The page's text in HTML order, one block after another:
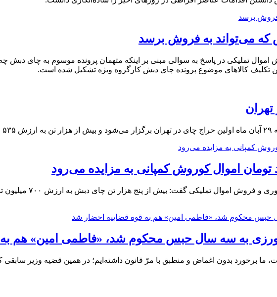
که می‌تواند به فروش برسد
تملیکی در پاسخ به سوالی مبنی بر اینکه متهمان پرونده موسوم به چای دبش
تکلیف کالا‌های موضوع پرونده چای دبش کارگروه ویژه تشکیل شده است.
معاون بهره‌برداری و
به سه سال حبس محکوم شد، «فاطمی امین» هم به
ما برخورد بدون اغماض و منطبق با مرّ قانون داشته‌ایم؛ در همین قضیه وزیر